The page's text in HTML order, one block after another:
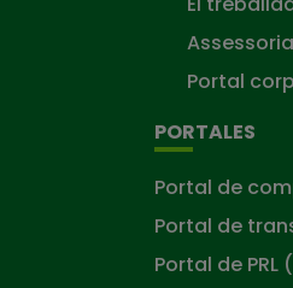
Assessoria
Portal
PORTALES
Portal de
Portal de
Portal de PRL